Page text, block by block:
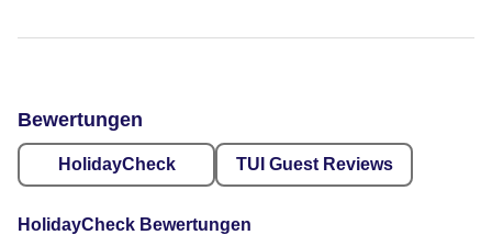
Bewertungen
HolidayCheck TUI Guest Reviews
HolidayCheck Bewertungen